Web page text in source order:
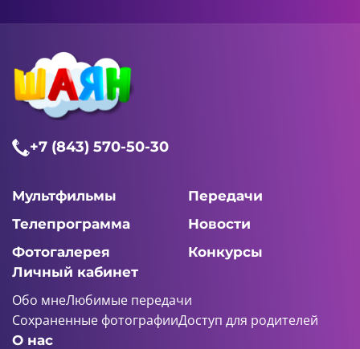
+7 (843) 570-50-30
Мультфильмы
Передачи
Телепрограмма
Новости
Фотогалерея
Конкурсы
Личный кабинет
Обо мнеЛюбимые передачи
Сохраненные фотографииДоступ для родителей
О нас